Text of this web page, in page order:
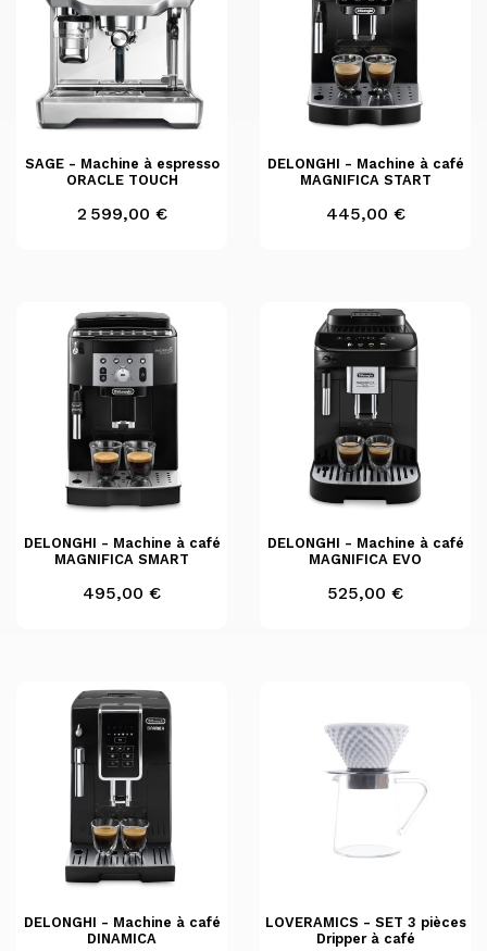
SAGE - Machine à espresso
ORACLE TOUCH
Prix
2 599,00 €
DELONGHI - Machine à café
MAGNIFICA START
Prix
445,00 €
DELONGHI - Machine à café
MAGNIFICA SMART
Prix
495,00 €
DELONGHI - Machine à café
MAGNIFICA EVO
Prix
525,00 €
DELONGHI - Machine à café
DINAMICA
LOVERAMICS - SET 3 pièces
Dripper à café